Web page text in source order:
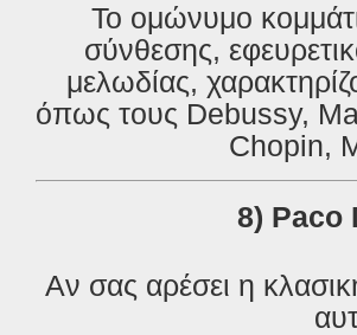
Το ομώνυμο
σύνθεσης,
μελωδίας,
όπως τους Debussy,
Chopin,
8) Paco
Αν σας αρέσει η